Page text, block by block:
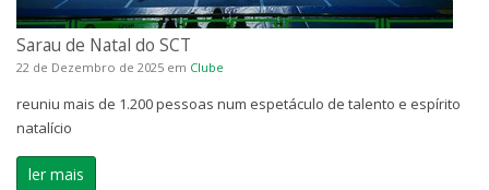
Sarau de Natal do SCT
22 de Dezembro de 2025 em Clube
reuniu mais de 1.200 pessoas num espetáculo de talento e espírito
natalício
ler mais